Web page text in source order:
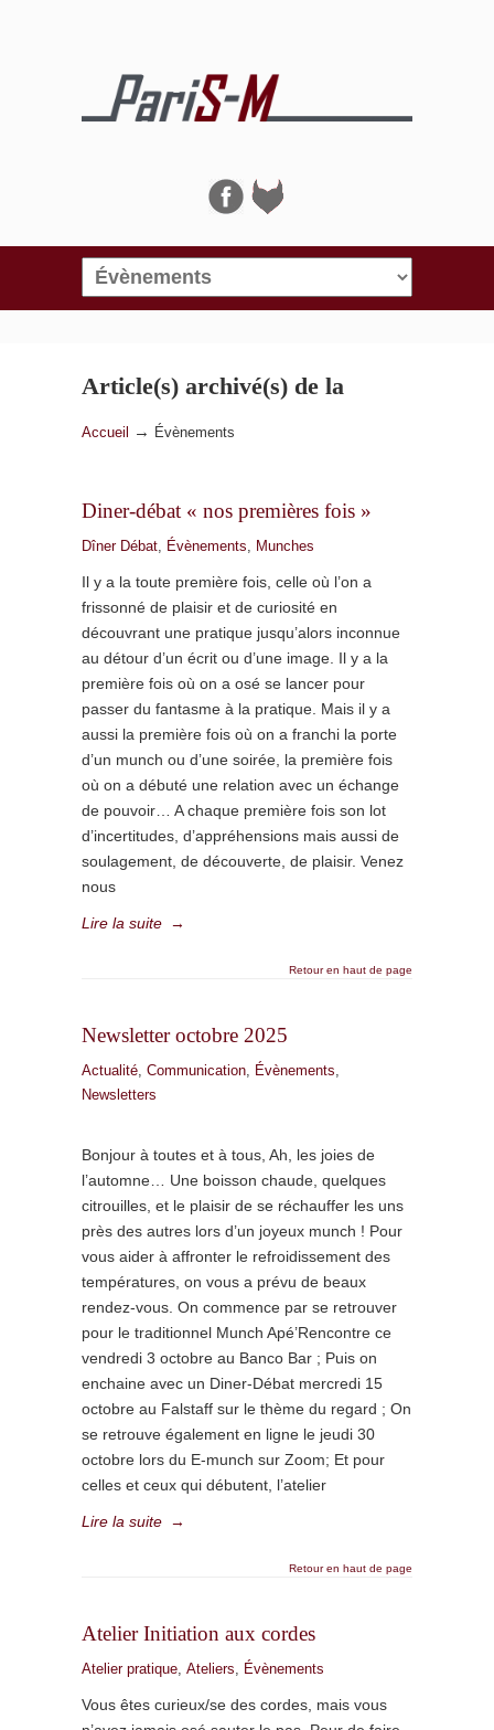
Navigation
Article(s) archivé(s) de la
catégorieÉvènements
Accueil → Évènements
Diner-débat « nos premières fois »
Dîner Débat, Évènements, Munches
Il y a la toute première fois, celle où l’on a
frissonné de plaisir et de curiosité en
découvrant une pratique jusqu’alors inconnue
au détour d’un écrit ou d’une image. Il y a la
première fois où on a osé se lancer pour
passer du fantasme à la pratique. Mais il y a
aussi la première fois où on a franchi la porte
d’un munch ou d’une soirée, la première fois
où on a débuté une relation avec un échange
de pouvoir… A chaque première fois son lot
d’incertitudes, d’appréhensions mais aussi de
soulagement, de découverte, de plaisir. Venez
nous
Lire la suite →
Retour en haut de page
Newsletter octobre 2025
Actualité, Communication, Évènements,
Newsletters
Bonjour à toutes et à tous, Ah, les joies de
l’automne… Une boisson chaude, quelques
citrouilles, et le plaisir de se réchauffer les uns
près des autres lors d’un joyeux munch ! Pour
vous aider à affronter le refroidissement des
températures, on vous a prévu de beaux
rendez-vous. On commence par se retrouver
pour le traditionnel Munch Apé’Rencontre ce
vendredi 3 octobre au Banco Bar ; Puis on
enchaine avec un Diner-Débat mercredi 15
octobre au Falstaff sur le thème du regard ; On
se retrouve également en ligne le jeudi 30
octobre lors du E-munch sur Zoom; Et pour
celles et ceux qui débutent, l’atelier
Lire la suite →
Retour en haut de page
Atelier Initiation aux cordes
Atelier pratique, Ateliers, Évènements
Vous êtes curieux/se des cordes, mais vous